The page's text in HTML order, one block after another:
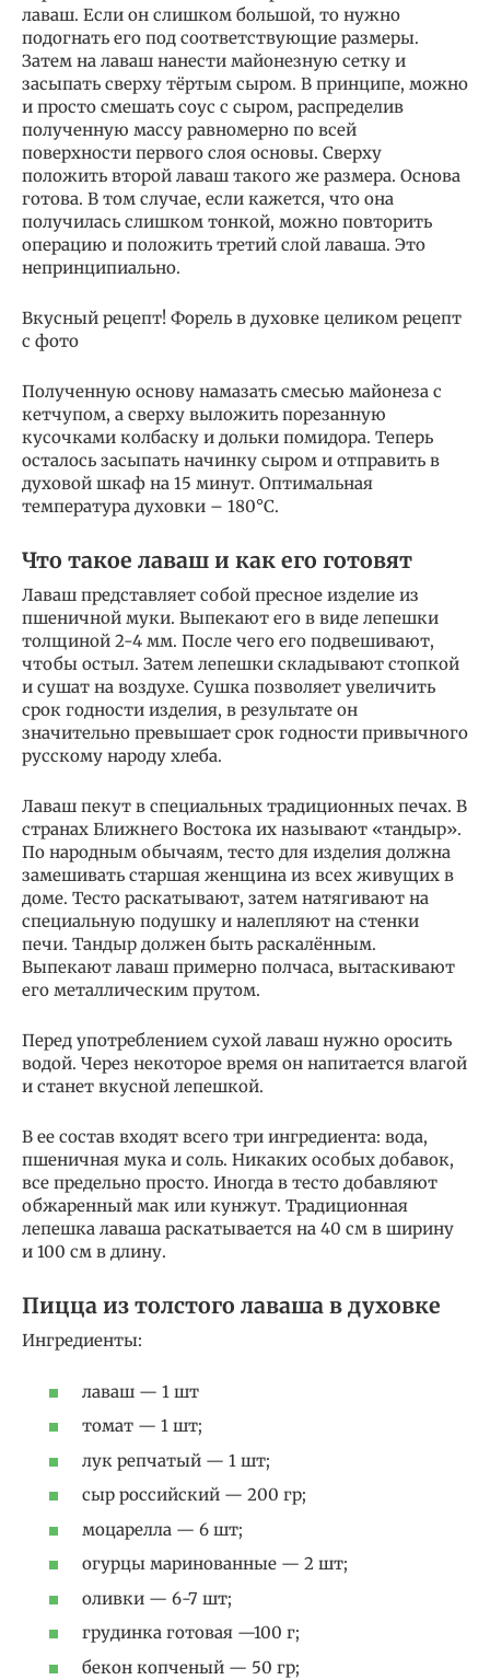
лаваш. Если он слишком большой, то нужно
подогнать его под соответствующие размеры.
Затем на лаваш нанести майонезную сетку и
засыпать сверху тёртым сыром. В принципе, можно
и просто смешать соус с сыром, распределив
полученную массу равномерно по всей
поверхности первого слоя основы. Сверху
положить второй лаваш такого же размера. Основа
готова. В том случае, если кажется, что она
получилась слишком тонкой, можно повторить
операцию и положить третий слой лаваша. Это
непринципиально.
Вкусный рецепт! Форель в духовке целиком рецепт
с фото
Полученную основу намазать смесью майонеза с
кетчупом, а сверху выложить порезанную
кусочками колбаску и дольки помидора. Теперь
осталось засыпать начинку сыром и отправить в
духовой шкаф на 15 минут. Оптимальная
температура духовки – 180°C.
Что такое лаваш и как его готовят
Лаваш представляет собой пресное изделие из
пшеничной муки. Выпекают его в виде лепешки
толщиной 2-4 мм. После чего его подвешивают,
чтобы остыл. Затем лепешки складывают стопкой
и сушат на воздухе. Сушка позволяет увеличить
срок годности изделия, в результате он
значительно превышает срок годности привычного
русскому народу хлеба.
Лаваш пекут в специальных традиционных печах. В
странах Ближнего Востока их называют «тандыр».
По народным обычаям, тесто для изделия должна
замешивать старшая женщина из всех живущих в
доме. Тесто раскатывают, затем натягивают на
специальную подушку и налепляют на стенки
печи. Тандыр должен быть раскалённым.
Выпекают лаваш примерно полчаса, вытаскивают
его металлическим прутом.
Перед употреблением сухой лаваш нужно оросить
водой. Через некоторое время он напитается влагой
и станет вкусной лепешкой.
В ее состав входят всего три ингредиента: вода,
пшеничная мука и соль. Никаких особых добавок,
все предельно просто. Иногда в тесто добавляют
обжаренный мак или кунжут. Традиционная
лепешка лаваша раскатывается на 40 см в ширину
и 100 см в длину.
Пицца из толстого лаваша в духовке
Ингредиенты:
лаваш — 1 шт
томат — 1 шт;
лук репчатый — 1 шт;
сыр российский — 200 гр;
моцарелла — 6 шт;
огурцы маринованные — 2 шт;
оливки — 6-7 шт;
грудинка готовая —100 г;
бекон копченый — 50 гр;